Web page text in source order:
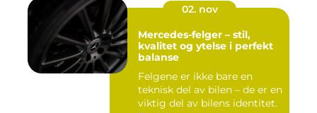
02. nov
Mercedes-felger – stil,
kvalitet og ytelse i perfekt
balanse
Felgene er ikke bare en
teknisk del av bilen – de er en
viktig del av bilens identitet.